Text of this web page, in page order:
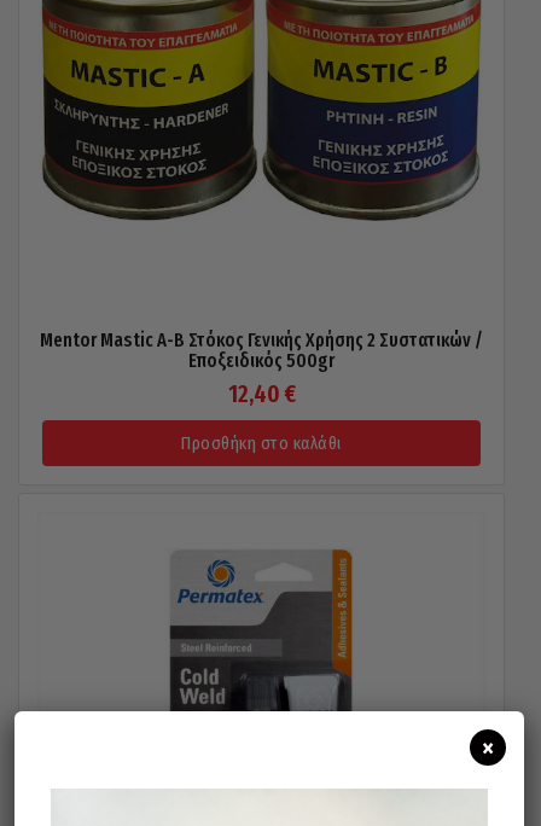
Mentor Mastic A-B Στόκος Γενικής Χρήσης 2 Συστατικών /
Εποξειδικός 500gr
12,40 €
Προσθήκη στο καλάθι
×